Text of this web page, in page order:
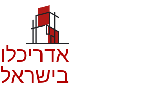
בישראל